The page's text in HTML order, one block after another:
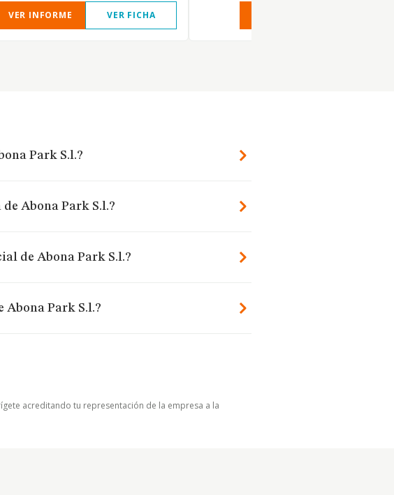
VER INFORME VER FICHA
Park S.l.?
Abona Park S.l.?
de Abona Park S.l.?
Abona Park S.l.?
acreditando tu representación de la empresa a la